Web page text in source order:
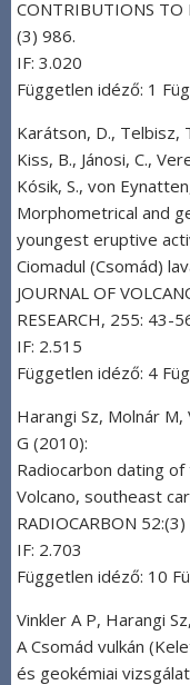
CONTRIBUTIONS TO
(3) 986.
IF: 3.020
Független idéző: 1
Karátson, D., Telbisz,
Kiss, B., Jánosi, C.,
Kósik, S., von
Morphometrical and
youngest eruptive
Ciomadul (Csomád)
JOURNAL OF
RESEARCH, 255: 43-
IF: 2.515
Független idéző: 4
Harangi Sz, Molnár M,
G (2010):
Radiocarbon dating
Volcano, southeast
RADIOCARBON
IF: 2.703
Független idéző: 10
Vinkler A P, Harangi
A Csomád vulkán
és geokémiai